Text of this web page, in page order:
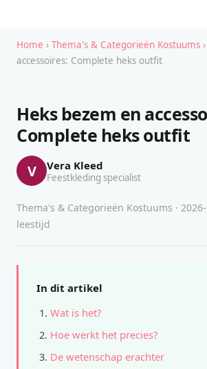
Home › Thema's & Categorieën Kostuums
accessoires: Complete heks outfit
Heks bezem en
Complete heks outfit
V Vera Kleed
Feestkleding specialist
Thema's & Categorieën Kostuums ·
leestijd
In dit artikel
Wat is het?
Hoe werkt het precies?
De wetenschap erachter